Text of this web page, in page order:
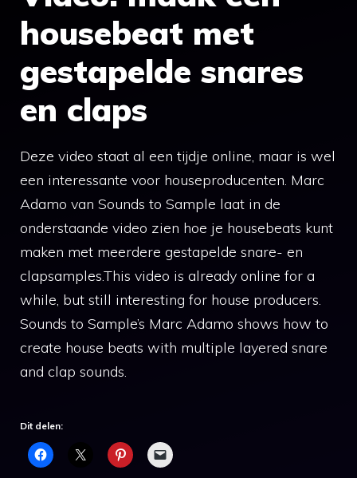
housebeat met
gestapelde snares
en claps
Deze video staat al een tijdje online, maar is wel
een interessante voor houseproducenten. Marc
Adamo van Sounds to Sample laat in de
onderstaande video zien hoe je housebeats kunt
maken met meerdere gestapelde snare- en
clapsamples.This video is already online for a
while, but still interesting for house producers.
Sounds to Sample’s Marc Adamo shows how to
create house beats with multiple layered snare
and clap sounds.
Dit delen: